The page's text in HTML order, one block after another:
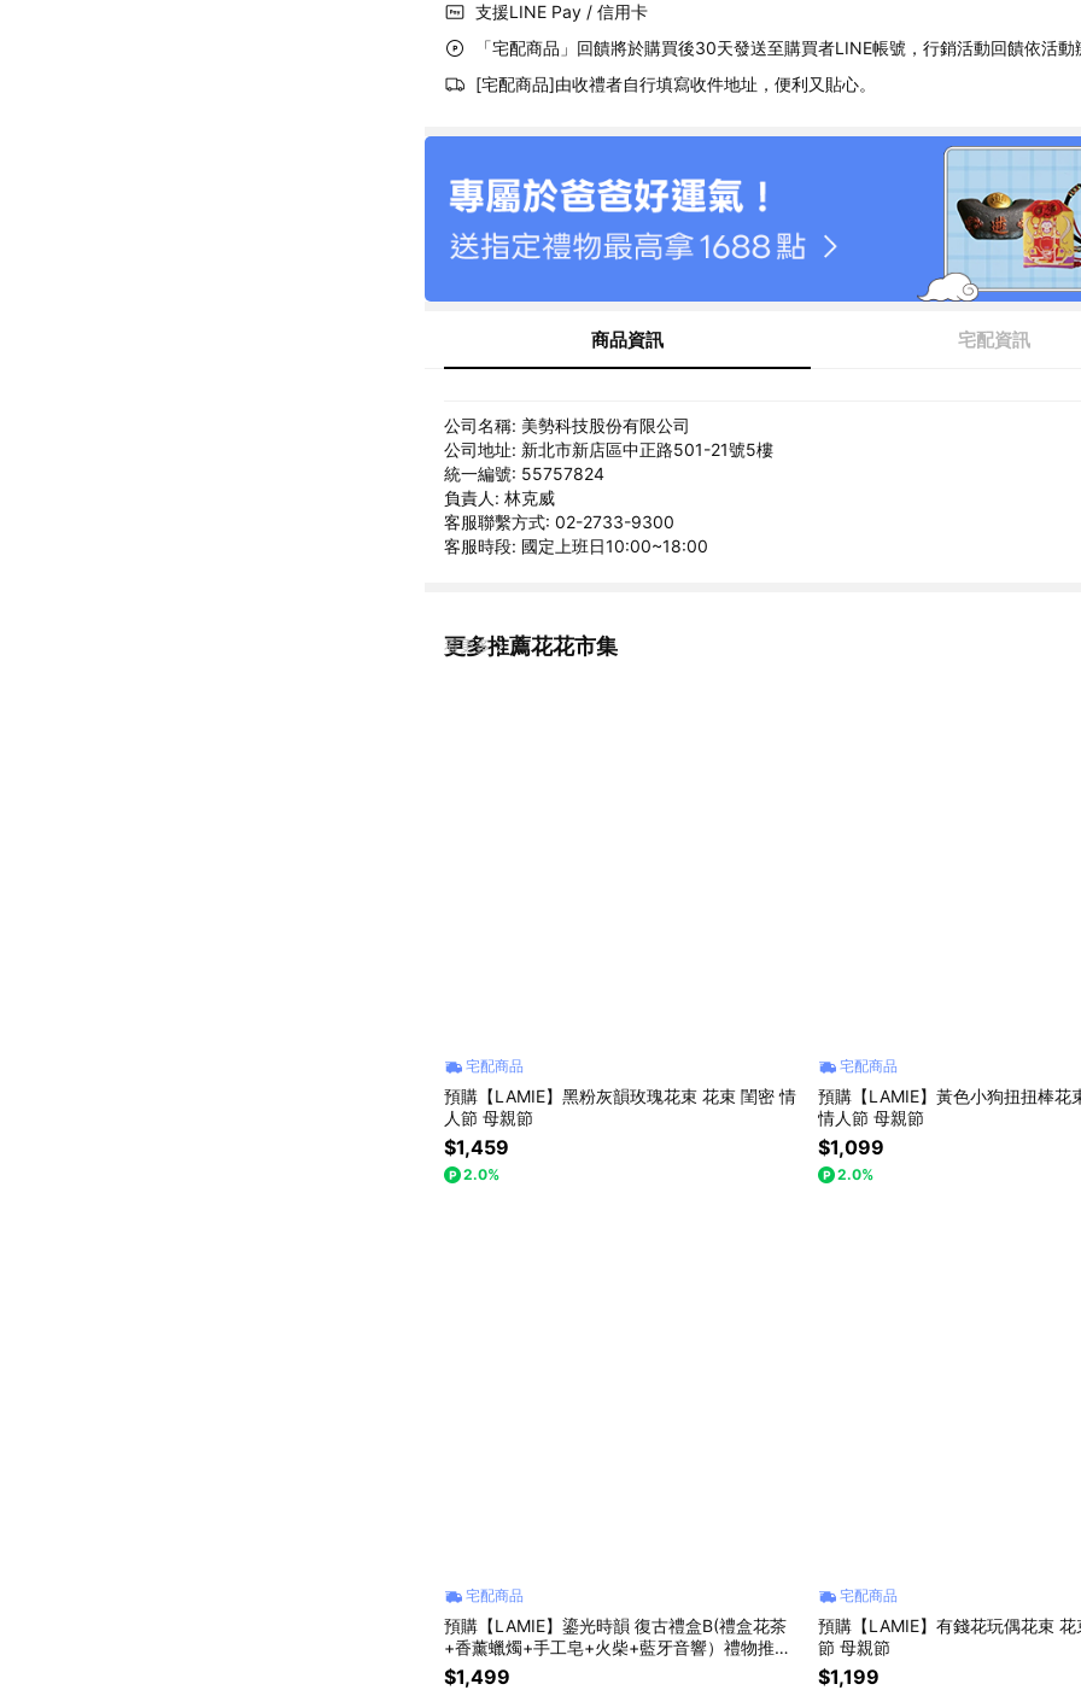
支援LINE Pay / 信用卡
「宅配商品」回饋將於購買後30天發送至購買者LINE帳號，行銷活動回饋依活動
[宅配商品]由收禮者自行填寫收件地址，便利又貼心。
商品資訊 宅配資訊
公司名稱: 美勢科技股份有限公司
公司地址: 新北市新店區中正路501-21號5樓
統一編號: 55757824
負責人: 林克威
客服聯繫方式: 02-2733-9300
客服時段: 國定上班日10:00~18:00
更多推薦花花市集
看更多
宅配商品
預購【LAMIE】黑粉灰韻玫瑰花束 花束 閨密 情
人節 母親節
$1,459
2.0%
宅配商品
預購【LAMIE】黃色小狗扭扭棒花
情人節 母親節
$1,099
2.0%
宅配商品
預購【LAMIE】鎏光時韻 復古禮盒B(禮盒花茶
+香薰蠟燭+手工皂+火柴+藍牙音響）禮物推薦
情人節 母親節
$1,499
宅配商品
預購【LAMIE】有錢花玩偶花束 花
節 母親節
$1,199